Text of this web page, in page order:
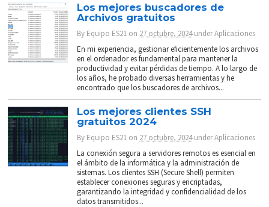
Los mejores buscadores de
Archivos gratuitos
By Equipo ES21 on 27 octubre, 2024 underAplicaciones
En mi experiencia, gestionar eficientemente los archivos
en el ordenador es fundamental para mantener la
productividad y evitar pérdidas de tiempo. A lo largo de
los años, he probado diversas herramientas y he
encontrado que los buscadores de archivos...
Los mejores clientes SSH
gratuitos 2024
By Equipo ES21 on 27 octubre, 2024 underAplicaciones
La conexión segura a servidores remotos es esencial en
el ámbito de la informática y la administración de
sistemas. Los clientes SSH (Secure Shell) permiten
establecer conexiones seguras y encriptadas,
garantizando la integridad y confidencialidad de los
datos transmitidos...